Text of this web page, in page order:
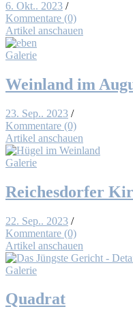
6. Okt.. 2023 /
Kommentare (0)
Artikel anschauen
Galerie
Wein­land im
23. Sep.. 2023 /
Kommentare (0)
Artikel anschauen
Galerie
Rei­ches­dor­fer
22. Sep.. 2023 /
Kommentare (0)
Artikel anschauen
Galerie
Qua­drat